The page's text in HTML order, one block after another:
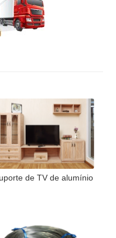
de TV de alumínio